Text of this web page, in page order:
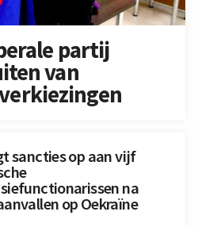
partij
van
sancties op aan vijf
na
op Oekraïne